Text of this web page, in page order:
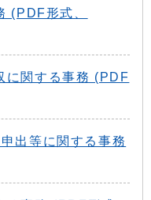
(PDF形式、
に関する事務 (PDF
出等に関する事務